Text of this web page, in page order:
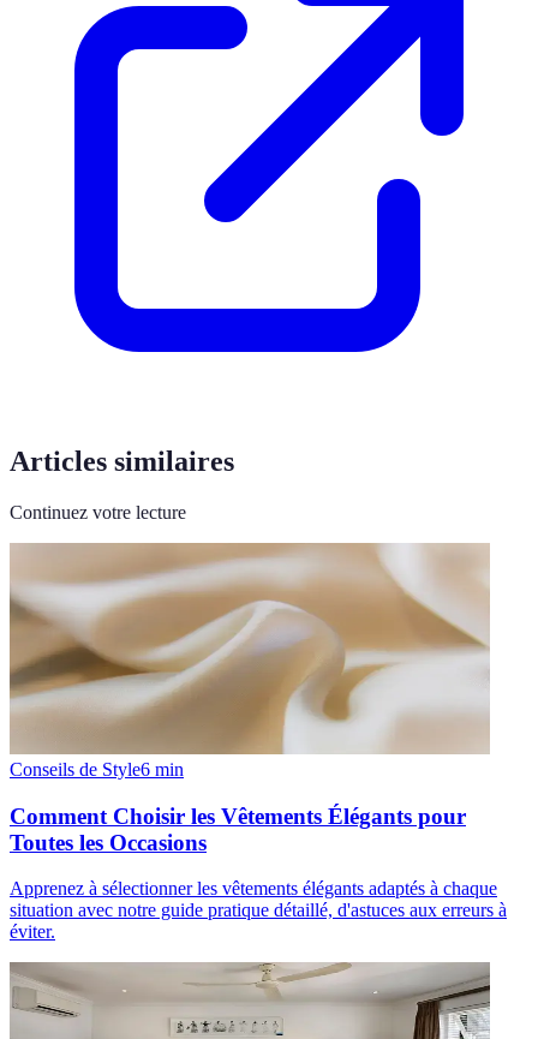
Articles similaires
Continuez votre lecture
Conseils de Style6 min
Comment Choisir les Vêtements Élégants pour
Toutes les Occasions
Apprenez à sélectionner les vêtements élégants adaptés à chaque
situation avec notre guide pratique détaillé, d'astuces aux erreurs à
éviter.